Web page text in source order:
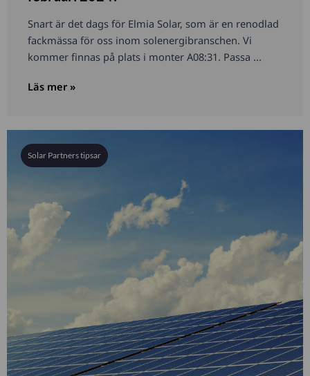
Snart är det dags för Elmia Solar, som är en renodlad
fackmässa för oss inom solenergibranschen. Vi
kommer finnas på plats i monter A08:31. Passa ...
Läs mer »
Solar Partners tipsar